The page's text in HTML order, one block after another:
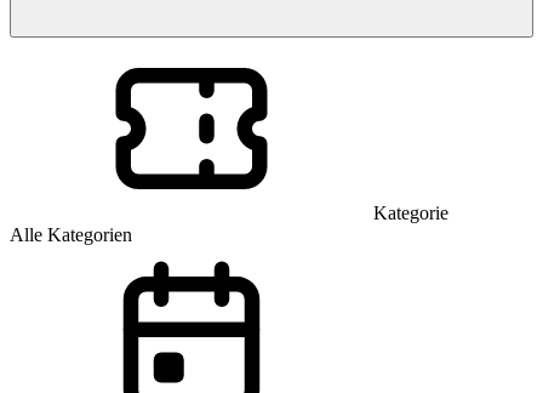
Kategorie
Alle Kategorien